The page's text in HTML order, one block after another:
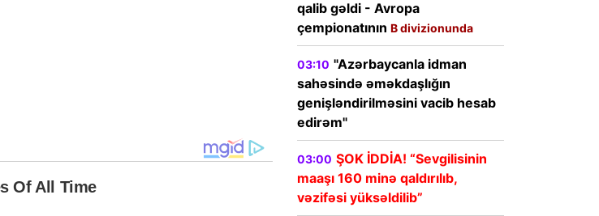
qalib gəldi - Avropa
çempionatının B divizionunda
03:10 "Azərbaycanla idman
sahəsində əməkdaşlığın
genişləndirilməsini vacib hesab
edirəm"
03:00 ŞOK İDDİA! “Sevgilisinin
maaşı 160 minə qaldırılıb,
vəzifəsi yüksəldilib”